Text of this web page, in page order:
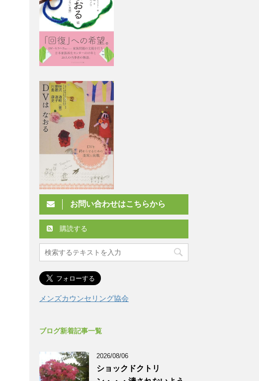
お問い合わせはこちらから
購読する
メンズカウンセリング協会
ブログ新着記事一覧
2026/08/06
ショックドクトリ